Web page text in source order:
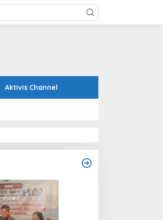
Aktivis Channel